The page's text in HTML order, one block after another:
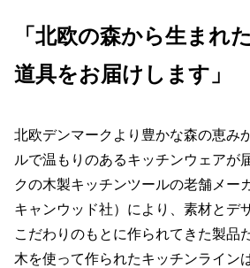
「北欧の森から生まれ
道具をお届けします」
北欧デンマークより豊かな森の恵み
ルで温もりのあるキッチンウェアが
クの木製キッチンツールの老舗メー
キャンウッド社）により、素材とデ
こだわりのもとに作られてきた製品
木を使って作られたキッチンライン